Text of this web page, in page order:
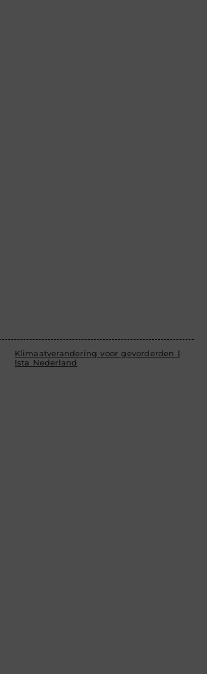
Klimaatverandering voor gevorderden |
Ista Nederland